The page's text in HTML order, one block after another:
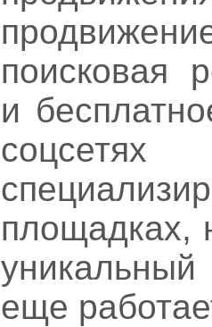
поисковая
и
площадках,
еще